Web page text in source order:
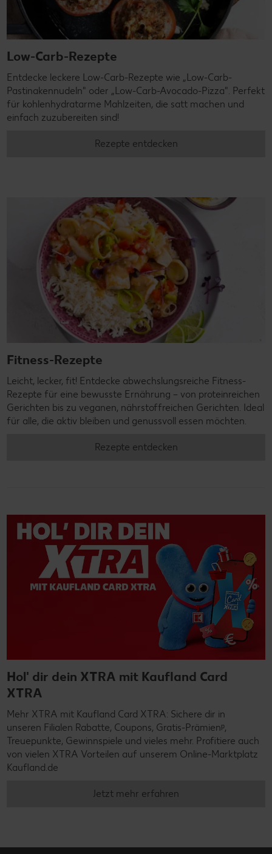
Low-Carb-Rezepte
Entdecke leckere Low-Carb-Rezepte wie „Low-Carb-
Pastinakennudeln" oder „Low-Carb-Avocado-Pizza". Perfekt
für kohlenhydratarme Mahlzeiten, die satt machen und
einfach zuzubereiten sind!
Rezepte entdecken
Fitness-Rezepte
Leicht, lecker, fit! Entdecke abwechslungsreiche Fitness-
Rezepte für eine bewusste Ernährung – von proteinreichen
Gerichten bis zu veganen, nährstoffreichen Gerichten. Ideal
für alle, die aktiv bleiben und genussvoll essen möchten.
Rezepte entdecken
Hol' dir dein XTRA mit Kaufland Card
XTRA
Mehr XTRA mit Kaufland Card XTRA: Sichere dir in
unseren Filialen Rabatte, Coupons, Gratis-Prämienᵖ,
Treuepunkte, Gewinnspiele und vieles mehr. Profitiere auch
von vielen XTRA Vorteilen auf unserem Online-Marktplatz
Kaufland.de
Jetzt mehr erfahren